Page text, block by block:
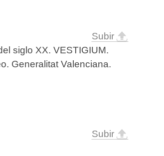
Subir
siglo XX. VESTIGIUM.
Generalitat Valenciana.
Subir